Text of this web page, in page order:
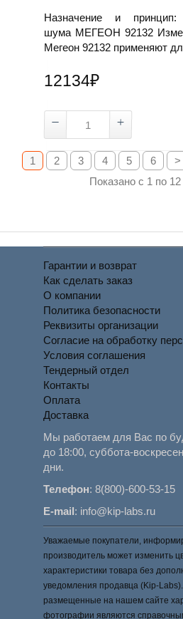
Назначение и принцип:
шума МЕГЕОН 92132
Мегеон 92132 применяют
12134₽
1 2 3 4 5 6 >
Показано с 1 по
Гарантии и возврат
Как сделать заказ
О компании
Политика безопасности
Реквизиты организации
Согласие на обработку
Условия соглашения
Тендерный отдел
Контакты
Оплата
Доставка
Мы работаем для Вас по
до 18:00, суббота-
дни.
Телефон:8(800)-600-53-15
E-mail: info@kip-labs.ru
Уважаемые покупатели,
производитель может изменить
характеристики товара без
уведомления продавца (Kip-
размещенные на нашем сайте
фотографии являются